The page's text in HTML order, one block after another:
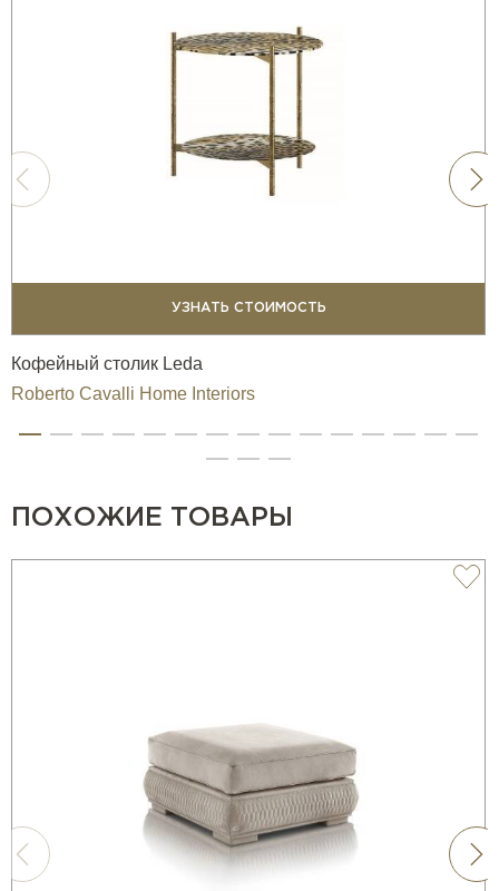
УЗНАТЬ СТОИМОСТЬ
Кофейный столик Leda
Roberto Cavalli Home Interiors
ПОХОЖИЕ ТОВАРЫ